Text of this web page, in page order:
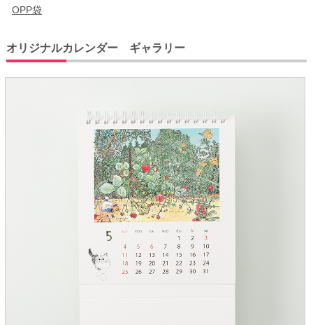
OPP袋
オリジナルカレンダー ギャラリー